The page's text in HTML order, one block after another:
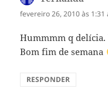
fevereiro 26, 2010 às 1:31
Hummmm q
Bom fim de semana
RESPONDER